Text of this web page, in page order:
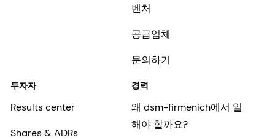
벤처
공급업체
문의하기
투자자
Results center
Shares & ADRs
경력
왜 dsm-firmenich에서 일
해야 할까요?